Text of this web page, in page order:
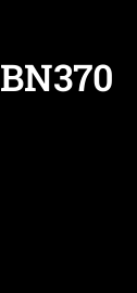
BN370